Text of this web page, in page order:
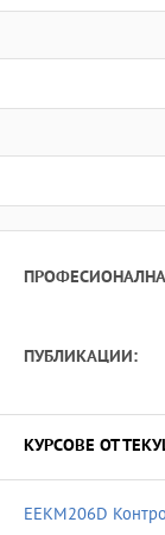
ПУБЛИКАЦИИ:
КУРСОВЕ ОТ
EEKM206D